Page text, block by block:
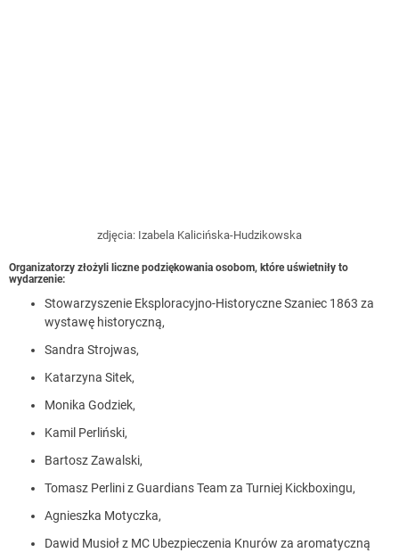
zdjęcia: Izabela Kalicińska-Hudzikowska
Organizatorzy złożyli liczne podziękowania osobom, które uświetniły to
wydarzenie:
Stowarzyszenie Eksploracyjno-Historyczne Szaniec 1863 za
wystawę historyczną,
Sandra Strojwas,
Katarzyna Sitek,
Monika Godziek,
Kamil Perliński,
Bartosz Zawalski,
Tomasz Perlini z Guardians Team za Turniej Kickboxingu,
Agnieszka Motyczka,
Dawid Musioł z MC Ubezpieczenia Knurów za aromatyczną